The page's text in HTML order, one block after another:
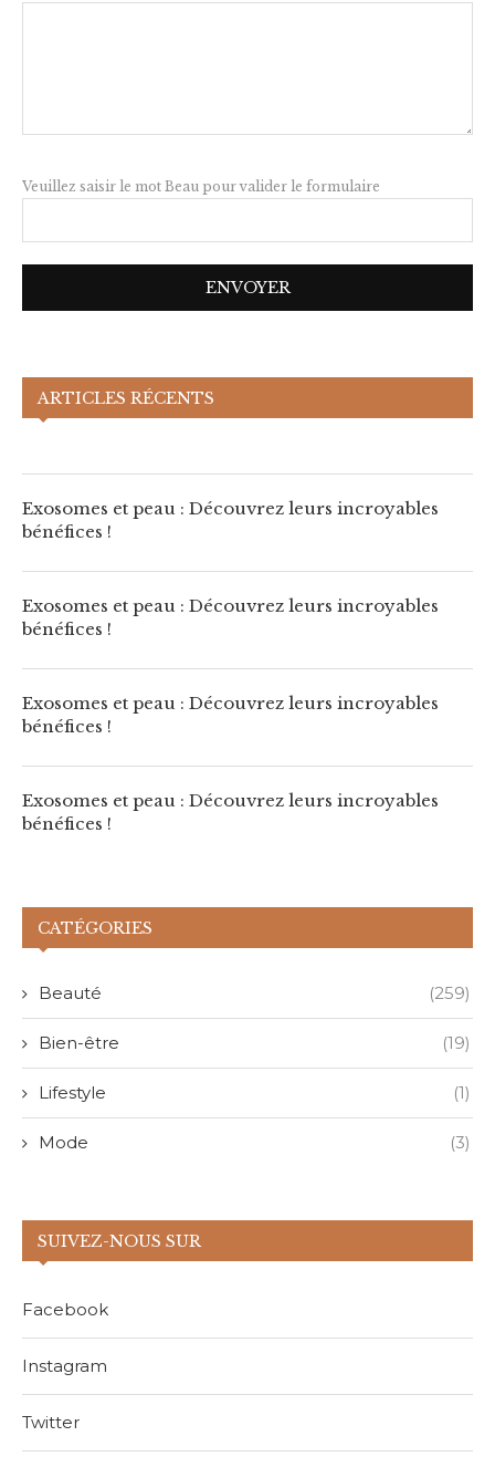
Veuillez saisir le mot Beau pour valider le formulaire
ARTICLES RÉCENTS
Exosomes et peau : Découvrez leurs
incroyables bénéfices !
Exosomes et peau : Découvrez leurs incroyables
bénéfices !
Exosomes et peau : Découvrez leurs incroyables
bénéfices !
Exosomes et peau : Découvrez leurs incroyables
bénéfices !
Exosomes et peau : Découvrez leurs incroyables
bénéfices !
CATÉGORIES
Beauté (259)
Bien-être (19)
Lifestyle (1)
Mode (3)
SUIVEZ-NOUS SUR
Facebook
Instagram
Twitter